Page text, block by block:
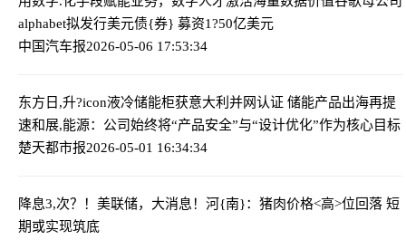
alphabet拟发行美元债{券} 募资1?50亿美元
中国汽车报2026-05-06 17:53:34
东方日,升?icon液冷储能柜获意大利并网认证 储能产品出海再提
速和展,能源：公司始终将“产品安全”与“设计优化”作为核心目标
楚天都市报2026-05-01 16:34:34
降息3,次？！美联储，大消息！ 河{南}：猪肉价格<高>位回落 短
期或实现筑底